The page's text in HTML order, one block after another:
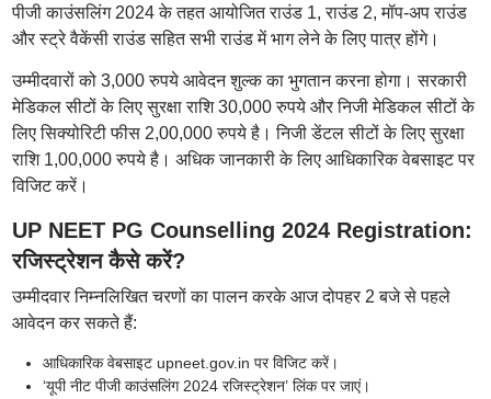
पीजी काउंसलिंग 2024 के तहत आयोजित राउंड 1, राउंड 2, मॉप-अप राउंड
और स्ट्रे वैकेंसी राउंड सहित सभी राउंड में भाग लेने के लिए पात्र होंगे।
उम्मीदवारों को 3,000 रुपये आवेदन शुल्क का भुगतान करना होगा। सरकारी
मेडिकल सीटों के लिए सुरक्षा राशि 30,000 रुपये और निजी मेडिकल सीटों के
लिए सिक्योरिटी फीस 2,00,000 रुपये है। निजी डेंटल सीटों के लिए सुरक्षा
राशि 1,00,000 रुपये है। अधिक जानकारी के लिए आधिकारिक वेबसाइट पर
विजिट करें।
UP NEET PG Counselling 2024 Registration:
रजिस्ट्रेशन कैसे करें?
उम्मीदवार निम्नलिखित चरणों का पालन करके आज दोपहर 2 बजे से पहले
आवेदन कर सकते हैं:
आधिकारिक वेबसाइट upneet.gov.in पर विजिट करें।
‘यूपी नीट पीजी काउंसलिंग 2024 रजिस्ट्रेशन’ लिंक पर जाएं।